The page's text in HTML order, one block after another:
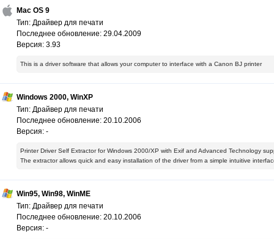
Mac OS 9
Тип: Драйвер для печати
Последнее обновление: 29.04.2009
Версия: 3.93
This is a driver software that allows your computer to interface with a Canon BJ printer
Windows 2000, WinXP
Тип: Драйвер для печати
Последнее обновление: 20.10.2006
Версия: -
Printer Driver Self Extractor for Windows 2000/XP with Exif and Advanced Technology
The extractor allows quick and easy installation of the driver from a simple intuitive
Win95, Win98, WinME
Тип: Драйвер для печати
Последнее обновление: 20.10.2006
Версия: -